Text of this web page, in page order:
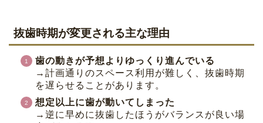
抜歯時期が変更される主な理由
歯の動きが予想よりゆっくり進んでいる
→計画通りのスペース利用が難しく、抜歯時期
を遅らせることがあります。
想定以上に歯が動いてしまった
→逆に早めに抜歯したほうがバランスが良い場